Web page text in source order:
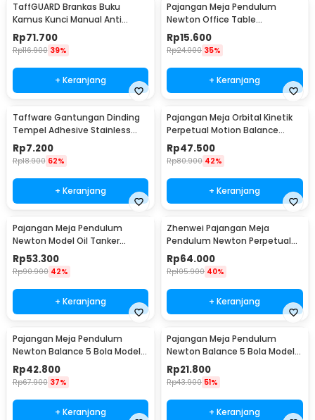
TaffGUARD Brankas Buku
Kamus Kunci Manual Anti
Maling Hidden Safe Box Besar -
KB-10L
Rp71.700
Rp116.900 39%
+ Keranjang
Pajangan Meja Pendulum
Newton Office Table
Decoration 5 Ball S - H50S
Rp15.600
Rp24.000 35%
+ Keranjang
Taffware Gantungan Dinding
Tempel Adhesive Stainless
Steel 6 PCS - ST40
Rp7.200
Rp18.900 62%
+ Keranjang
Pajangan Meja Orbital Kinetik
Perpetual Motion Balance
Physics - NR31TX
Rp47.500
Rp80.900 42%
+ Keranjang
Pajangan Meja Pendulum
Newton Model Oil Tanker
Perpetual Debate - B101
Rp53.300
Rp90.900 42%
+ Keranjang
Zhenwei Pajangan Meja
Pendulum Newton Perpetual
Model Ferris Wheel - ZPW
Rp64.000
Rp105.900 40%
+ Keranjang
Pajangan Meja Pendulum
Newton Balance 5 Bola Model
Arched M - ZY02
Rp42.800
Rp67.900 37%
+ Keranjang
Pajangan Meja Pendulum
Newton Balance 5 Bola Model
Arched S - ZY02
Rp21.800
Rp43.900 51%
+ Keranjang